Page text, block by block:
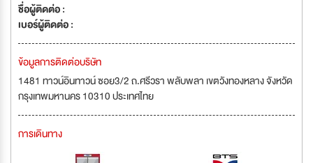
ชื่อผู้ติดต่อ :
เบอร์ผู้ติดต่อ :
ข้อมูลการติดต่อบริษัท
1481 ทาวน์อินทาวน์ ซอย3/2 ถ.ศรีวรา พลับพลา เขตวังทองหลาง จังหวัด
กรุงเทพมหานคร 10310 ประเทศไทย
การเดินทาง